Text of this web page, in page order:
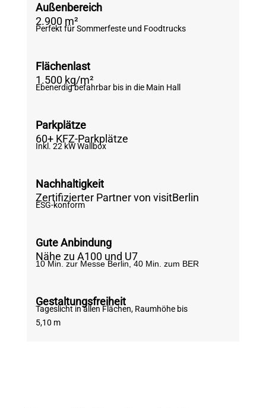
Außenbereich
2.900 m²
Perfekt für Sommerfeste und Foodtrucks
Flächenlast
1.500 kg/m²
Ebenerdig befahrbar bis in die Main Hall
Parkplätze
60+ KFZ-Parkplätze
Inkl. 22 kW Wallbox
Nachhaltigkeit
Zertifizierter Partner von visitBerlin
ESG-konform
Gute Anbindung
Nähe zu A100 und U7
10 Min. zur Messe Berlin, 40 Min. zum BER
Gestaltungsfreiheit
Tageslicht in allen Flächen, Raumhöhe bis
5,10 m